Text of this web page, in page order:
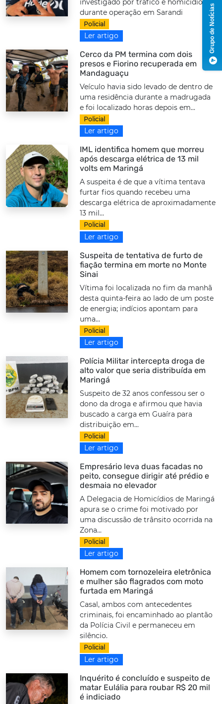
investigado por tráfico e homicídios
durante operação em Sarandi
Policial
Ler artigo
Cerco da PM termina com dois
presos e Fiorino recuperada em
Mandaguaçu
Veículo havia sido levado de dentro de
uma residência durante a madrugada
e foi localizado horas depois em...
Policial
Ler artigo
IML identifica homem que morreu
após descarga elétrica de 13 mil
volts em Maringá
A suspeita é de que a vítima tentava
furtar fios quando recebeu uma
descarga elétrica de aproximadamente
13 mil...
Policial
Ler artigo
Suspeita de tentativa de furto de
fiação termina em morte no Monte
Sinai
Vítima foi localizada no fim da manhã
desta quinta-feira ao lado de um poste
de energia; indícios apontam para
uma...
Policial
Ler artigo
Polícia Militar intercepta droga de
alto valor que seria distribuída em
Maringá
Suspeito de 32 anos confessou ser o
dono da droga e afirmou que havia
buscado a carga em Guaíra para
distribuição em...
Policial
Ler artigo
Empresário leva duas facadas no
peito, consegue dirigir até prédio e
desmaia no elevador
A Delegacia de Homicídios de Maringá
apura se o crime foi motivado por
uma discussão de trânsito ocorrida na
Zona...
Policial
Ler artigo
Homem com tornozeleira eletrônica
e mulher são flagrados com moto
furtada em Maringá
Casal, ambos com antecedentes
criminais, foi encaminhado ao plantão
da Polícia Civil e permaneceu em
silêncio.
Policial
Ler artigo
Inquérito é concluído e suspeito de
matar Eulália para roubar R$ 20 mil
é indiciado
Grupo de Notícias